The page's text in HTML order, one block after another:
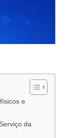
e
da